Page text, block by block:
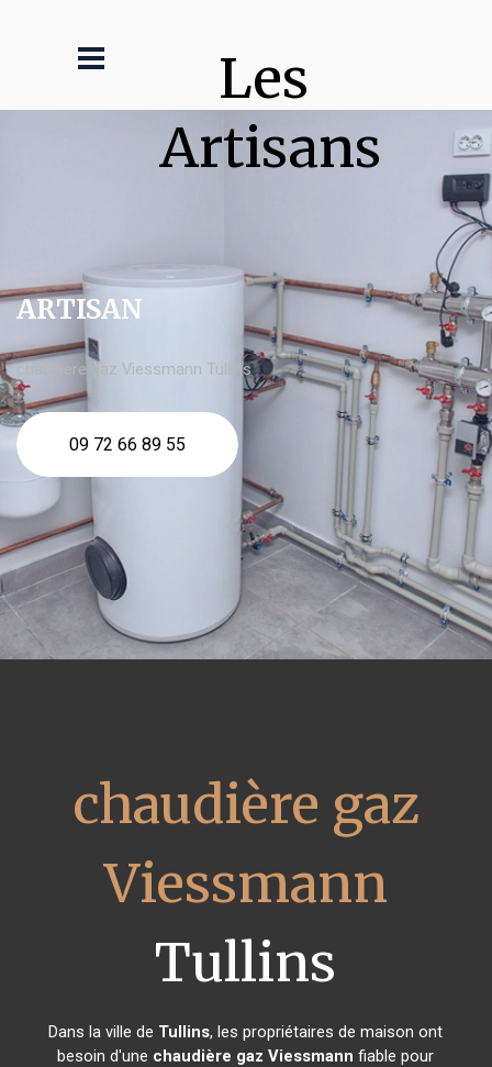
Les
Artisans
ARTISAN
chaudière gaz Viessmann Tullins
09 72 66 89 55
chaudière gaz
Viessmann
Tullins
Dans la ville de Tullins, les propriétaires de maison ont
besoin d'une chaudière gaz Viessmann fiable pour